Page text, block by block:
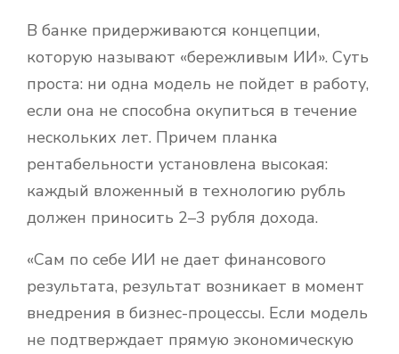
В банке придерживаются концепции,
которую называют «бережливым ИИ». Суть
проста: ни одна модель не пойдет в работу,
если она не способна окупиться в течение
нескольких лет. Причем планка
рентабельности установлена высокая:
каждый вложенный в технологию рубль
должен приносить 2–3 рубля дохода.
«Сам по себе ИИ не дает финансового
результата, результат возникает в момент
внедрения в бизнес-процессы. Если модель
не подтверждает прямую экономическую